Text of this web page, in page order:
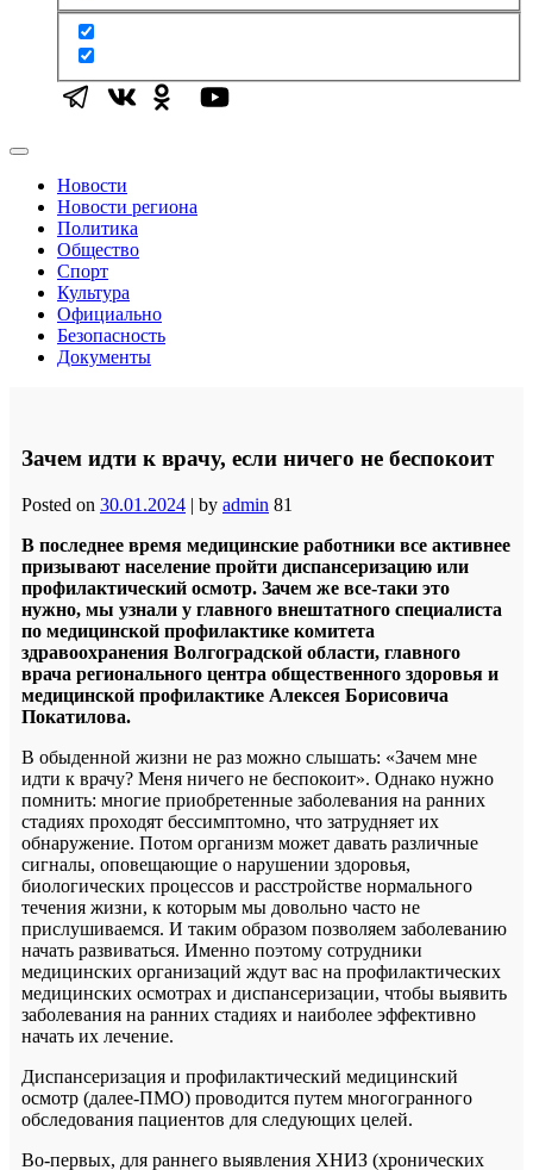
Новости
Новости региона
Политика
Общество
Спорт
Культура
Официально
Безопасность
Документы
Зачем идти к врачу, если ничего не беспокоит
Posted on 30.01.2024 | by admin 81
В последнее время медицинские работники все активнее
призывают население пройти диспансеризацию или
профилактический осмотр. Зачем же все-таки это
нужно, мы узнали у главного внештатного специалиста
по медицинской профилактике комитета
здравоохранения Волгоградской области, главного
врача регионального центра общественного здоровья и
медицинской профилактике Алексея Борисовича
Покатилова.
В обыденной жизни не раз можно слышать: «Зачем мне
идти к врачу? Меня ничего не беспокоит». Однако нужно
помнить: многие приобретенные заболевания на ранних
стадиях проходят бессимптомно, что затрудняет их
обнаружение. Потом организм может давать различные
сигналы, оповещающие о нарушении здоровья,
биологических процессов и расстройстве нормального
течения жизни, к которым мы довольно часто не
прислушиваемся. И таким образом позволяем заболеванию
начать развиваться. Именно поэтому сотрудники
медицинских организаций ждут вас на профилактических
медицинских осмотрах и диспансеризации, чтобы выявить
заболевания на ранних стадиях и наиболее эффективно
начать их лечение.
Диспансеризация и профилактический медицинский
осмотр (далее-ПМО) проводится путем многогранного
обследования пациентов для следующих целей.
Во-первых, для раннего выявления ХНИЗ (хронических